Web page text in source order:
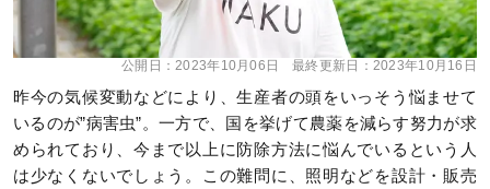
公開日：2023年10月06日 最終更新日： 2023年10月16日
昨今の気候変動などにより、生産者の頭をいっそう悩ませて
いるのが”病害虫”。一方で、国を挙げて農薬を減らす努力が求
められており、今まで以上に防除方法に悩んでいるという人
は少なくないでしょう。この難問に、照明などを設計・販売